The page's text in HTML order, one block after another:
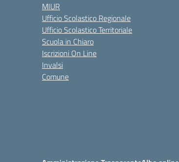
MIUR
Ufficio Scolastico Regionale
Ufficio Scolastico Territoriale
Scuola in Chiaro
Iscrizioni On Line
Invalsi
Comune